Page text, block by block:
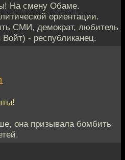
На смену Обаме.
ориентации.
СМИ, демократ, любитель
- республиканец.
она призывала бомбить